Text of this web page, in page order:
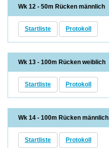
Wk 12 - 50m Rücken männlich
Startliste Protokoll
Wk 13 - 100m Rücken weiblich
Startliste Protokoll
Wk 14 - 100m Rücken männlich
Startliste Protokoll